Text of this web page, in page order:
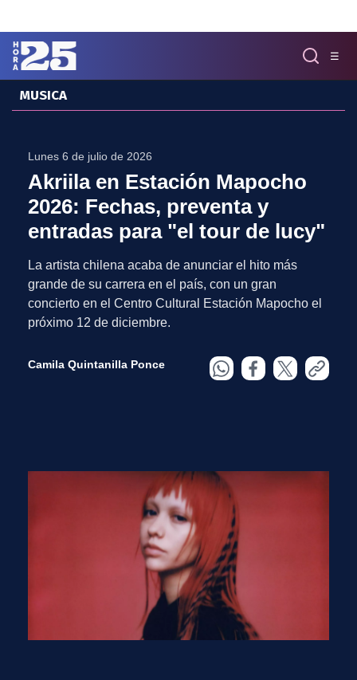
☰
MENÚ
Podcast
Artes
Cine y Series
Literatura
Patrimonio
EXCLUSIVO H25
MUSICA
Lunes 6 de julio de 2026
Akriila en Estación Mapocho
2026: Fechas, preventa y
entradas para "el tour de lucy"
La artista chilena acaba de anunciar el hito más
grande de su carrera en el país, con un gran
concierto en el Centro Cultural Estación Mapocho el
próximo 12 de diciembre.
Camila Quintanilla Ponce